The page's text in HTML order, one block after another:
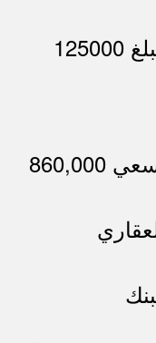
عليه قرض للبنك العقاري مبلغ 125000
▪︎ السعر شامل الضريبة والسعي 860,000